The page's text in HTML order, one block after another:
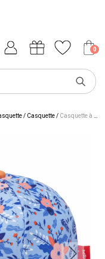
0
/ Casquette/ Casquette à visière courbée Champêtre (9-18 mois)